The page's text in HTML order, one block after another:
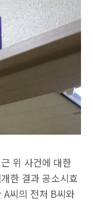
위 사건에 대한
한 결과 공소시효
씨의 전처 B씨와